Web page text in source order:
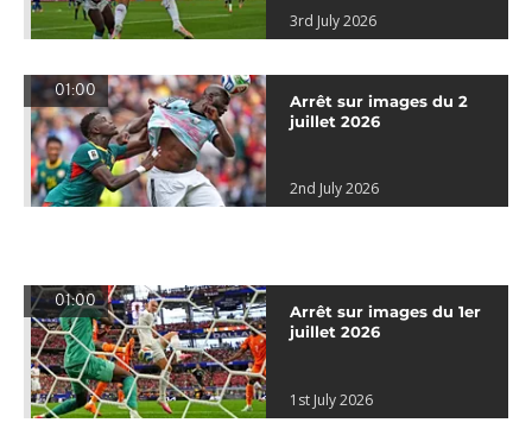
3rd July 2026
01:00
Arrêt sur images du 2
juillet 2026
2nd July 2026
01:00
Arrêt sur images du 1er
juillet 2026
1st July 2026